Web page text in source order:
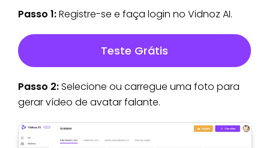
Passo 1:Registre-se e faça login no Vidnoz AI.
Teste Grátis
Passo 2:Selecione ou carregue uma foto para
gerar vídeo de avatar falante.